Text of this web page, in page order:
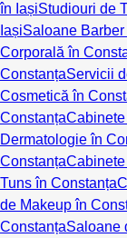
în IașiStudiouri de
IașiSaloane
Corporală în
ConstanțaServicii
Cosmetică în
Constanța
Dermatologie în
Constanța
Tuns în Constanța
de Makeup în
ConstanțaSaloane